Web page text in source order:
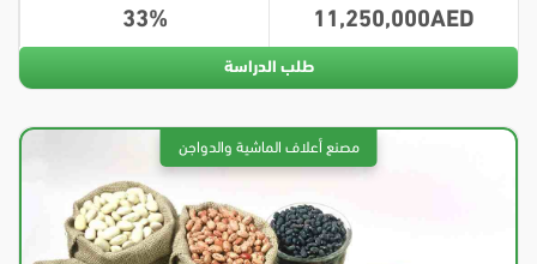
11,250,000
33
طلب الدراسة